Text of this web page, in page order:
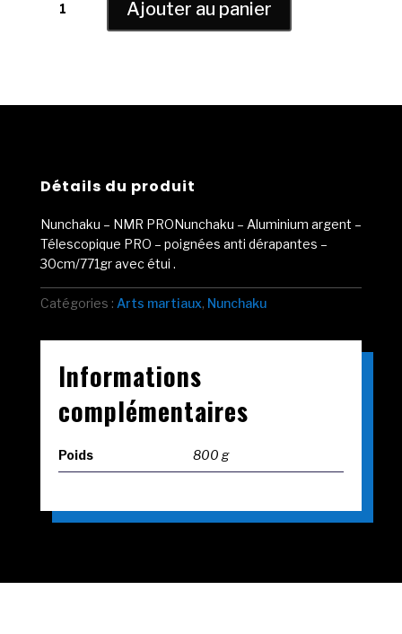
Ajouter au panier
Détails du produit
Nunchaku – NMR PRONunchaku – Aluminium argent –
Télescopique PRO – poignées anti dérapantes –
30cm/771gr avec étui .
Catégories : Arts martiaux, Nunchaku
Informations
complémentaires
Poids 800 g